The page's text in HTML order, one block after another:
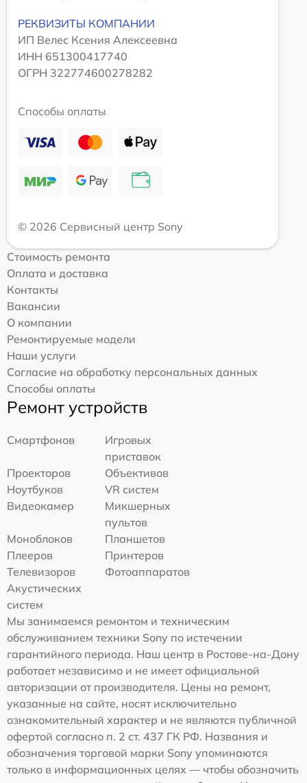
РЕКВИЗИТЫ КОМПАНИИ
ИП Велес Ксения Алексеевна
ИНН 651300417740
ОГРН 322774600278282
Способы оплаты
© 2026 Сервисный центр Sony
Стоимость ремонта
Оплата и доставка
Контакты
Вакансии
О компании
Ремонтируемые модели
Наши услуги
Согласие на обработку персональных данных
Способы оплаты
Ремонт устройств
Смартфонов
Игровых
приставок
Проекторов
Объективов
Ноутбуков
VR систем
Видеокамер
Микшерных
пультов
Моноблоков
Планшетов
Плееров
Принтеров
Телевизоров
Фотоаппаратов
Акустических
систем
Мы занимаемся ремонтом и техническим
обслуживанием техники Sony по истечении
гарантийного периода. Наш центр в Ростове-на-Дону
работает независимо и не имеет официальной
авторизации от производителя. Цены на ремонт,
указанные на сайте, носят исключительно
ознакомительный характер и не являются публичной
офертой согласно п. 2 ст. 437 ГК РФ. Названия и
обозначения торговой марки Sony упоминаются
только в информационных целях — чтобы обозначить